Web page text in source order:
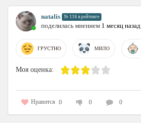
natalis № 116 в рейтинге
поделилась мнением 1 месяц назад
ГРУСТНО МИЛО
Моя оценка:
Нравится 0 0 0